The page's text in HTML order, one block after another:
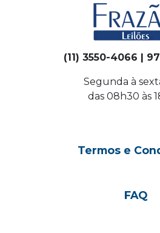
(11) 3550-4066 |
Segunda à
das 08h30 às
Termos e
FAQ